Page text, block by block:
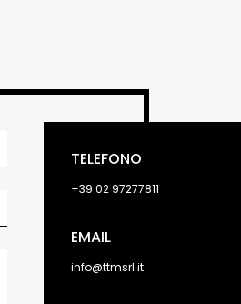
TELEFONO
+39 02 97277811
EMAIL
info@ttmsrl.it